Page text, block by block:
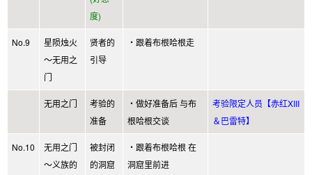
度)
No.9
星陨烛火
～无用之
门
贤者的
引导
・跟着布根哈根走
无用之门
考验的
准备
・做好准备后 与布
根哈根交谈
考验限定人员【赤红XIII
＆巴雷特】
No.10
无用之门
～义族的
被封闭
的洞窟
・跟着布根哈根 在
洞窟里前进